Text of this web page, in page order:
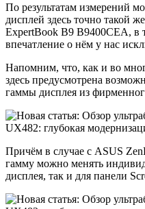
По результатам измерений
дисплей здесь точно такой
ExpertBook B9 B9400CEA, в
впечатление о нём у нас
Напомним, что, как и во
здесь предусмотрена
гаммы дисплея из
Причём в случае с ASUS
гамму можно менять
дисплея, так и для панели